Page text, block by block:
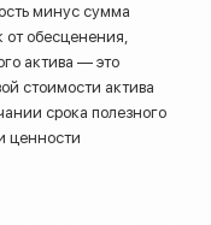
минус сумма
обесценения,
актива — это
стоимости актива
срока полезного
ценности